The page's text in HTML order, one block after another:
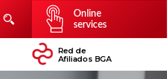
Online
services
Red de
Afiliados BGA